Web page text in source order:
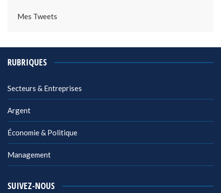
Mes Tweets
RUBRIQUES
Secteurs & Entreprises
Argent
Économie & Politique
Management
SUIVEZ-NOUS